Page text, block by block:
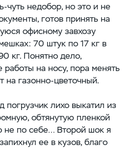
чуть недобор, но это и не
готов принять на
офисному завхозу
70 штук по 17 кг в
кг. Понятно дело,
на носу, пора менять
газонно-цветочный.
погрузчик лихо выкатил из
обтянутую пленкой
не по себе… Второй шок я
ее в кузов, благо